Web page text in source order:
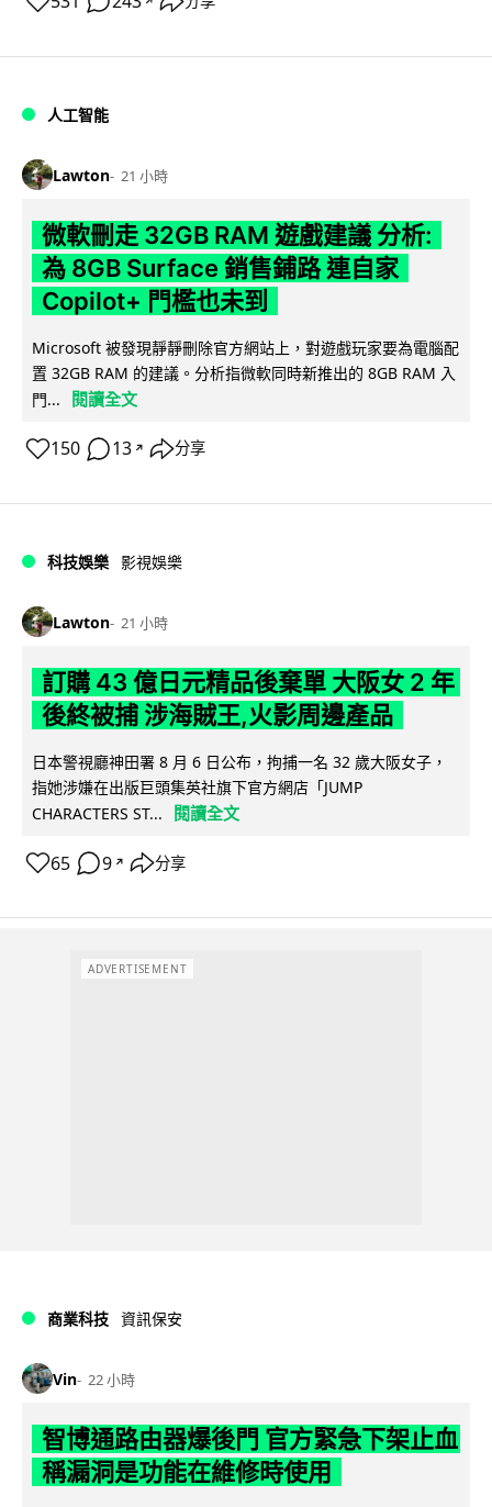
人工智能
Lawton 21 小時
微軟刪走 32GB RAM 遊戲建議 分析:
為 8GB Surface 銷售鋪路 連自家
Copilot+ 門檻也未到
Microsoft 被發現靜靜刪除官方網站上，對遊戲玩家要為電腦配
置 32GB RAM 的建議。分析指微軟同時新推出的 8GB RAM 入
門...
閱讀全文
150 13 ↗ 分享
科技娛樂 影視娛樂
Lawton 21 小時
訂購 43 億日元精品後棄單 大阪女 2 年
後終被捕 涉海賊王,火影周邊產品
日本警視廳神田署 8 月 6 日公布，拘捕一名 32 歲大阪女子，
指她涉嫌在出版巨頭集英社旗下官方網店「JUMP
CHARACTERS ST...
閱讀全文
65 9 ↗ 分享
ADVERTISEMENT
商業科技 資訊保安
Vin 22 小時
智博通路由器爆後門 官方緊急下架止血
稱漏洞是功能在維修時使用